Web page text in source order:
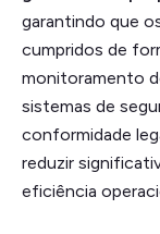
garantindo que
cumpridos de
monitoramento
sistemas de
conformidade
reduzir
eficiência